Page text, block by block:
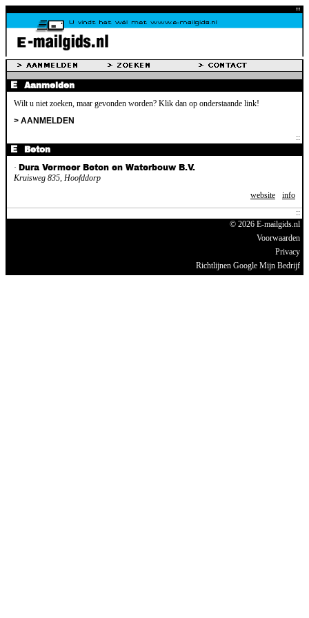
Aanmelden
Wilt u niet zoeken, maar gevonden worden? Klik dan op onderstaande link!
> AANMELDEN
Beton
· Dura Vermeer Beton en Waterbouw B.V.
Kruisweg 835, Hoofddorp
website
info
© 2026 E-mailgids.nl
Voorwaarden
Privacy
Richtlijnen Google Mijn Bedrijf